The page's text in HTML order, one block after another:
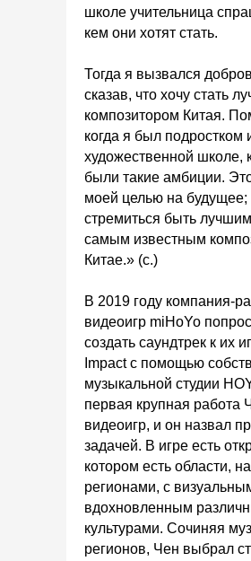
школе учительница
кем они хотят стать.
Тогда я вызвался
сказав, что хочу стать
композитором Китая.
когда я был подростком
художественной школе,
были такие амбиции.
моей целью на
стремиться быть
самым известным
Китае.» (с.)
В 2019 году компания-
видеоигр miHoYo
создать саундтрек к их
Impact с помощью
музыкальной студии
первая крупная работа
видеоигр, и он назвал
задачей. В игре есть
котором есть области,
регионами, с
вдохновленным
культурами. Сочиняя
регионов, Чен выбрал